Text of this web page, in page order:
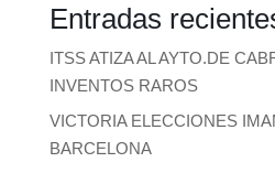
Entradas
ITSS ATIZA AL AYTO.DE
INVENTOS RAROS
VICTORIA ELECCIONES
BARCELONA